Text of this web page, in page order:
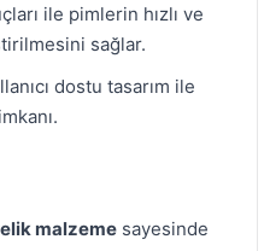
ile pimlerin hızlı ve
sağlar.
dostu tasarım ile
malzeme sayesinde